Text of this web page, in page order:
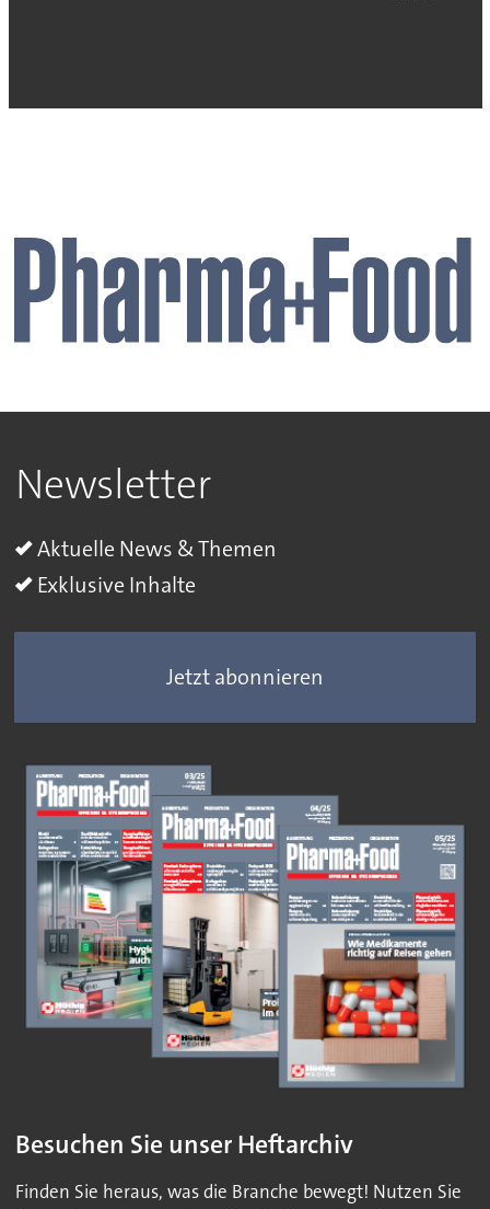
Newsletter
Aktuelle News & Themen
Exklusive Inhalte
Jetzt abonnieren
Besuchen Sie unser Heftarchiv
Finden Sie heraus, was die Branche bewegt! Nutzen Sie